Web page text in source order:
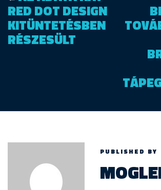
RED DOT DESIGN
KITÜNTETÉSBEN
RÉSZESÜLT
PUBLISHED BY